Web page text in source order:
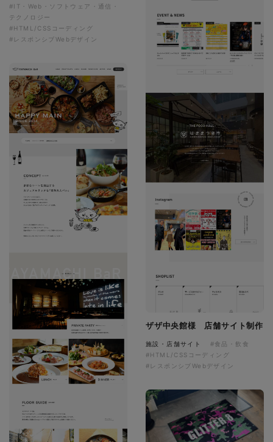
#IT・Web・ソフトウェア・通信・
テクノロジー
#HTML/CSSコーディング
#レスポンシブWebデザイン
ザザ中央館様 店舗サイト制作
施設・店舗サイト
#食品・飲食
#HTML/CSSコーディング
#レスポンシブWebデザイン